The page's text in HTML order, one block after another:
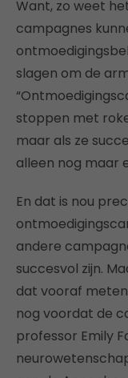
Want, zo weet
campagnes
slagen om de
stoppen met
maar als ze
alleen nog maar
En dat is nou
andere
succesvol zijn.
dat vooraf
nog voordat de
professor Emily